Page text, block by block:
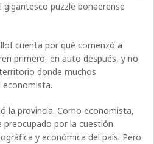
puzzle bonaerense
cuenta por qué comenzó a
primero, en auto después, y no
donde muchos
economista.
la provincia. Como economista,
por la cuestión
y económica del país. Pero